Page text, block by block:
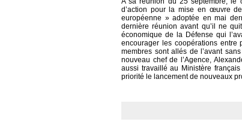
d’action pour la mise en œuvre
européenne » adoptée en mai
dernière réunion avant qu’il ne
économique de la Défense qui
encourager les coopérations entre
membres sont allés de l’avant
nouveau chef de l’Agence,
aussi travaillé au Ministère
priorité le lancement de nouveaux